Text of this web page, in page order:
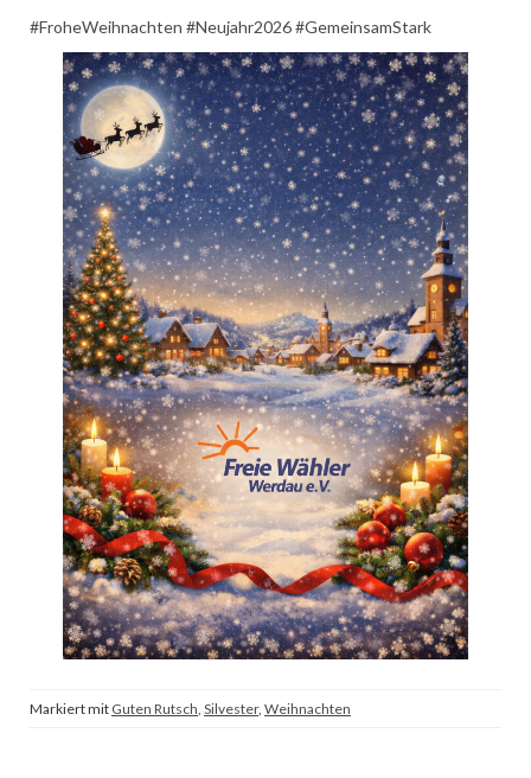
#FroheWeihnachten #Neujahr2026 #GemeinsamStark
Markiert mit Guten Rutsch, Silvester, Weihnachten